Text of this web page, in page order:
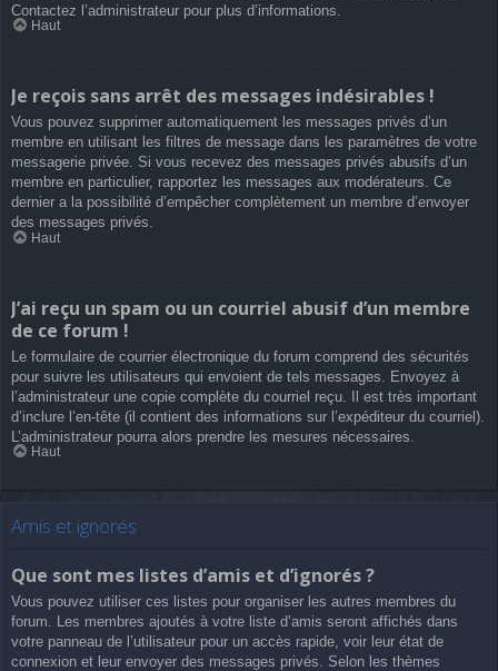
Contactez l’administrateur pour plus d’informations.
Haut
Je reçois sans arrêt des messages indésirables !
Vous pouvez supprimer automatiquement les messages privés d’un
membre en utilisant les filtres de message dans les paramètres de votre
messagerie privée. Si vous recevez des messages privés abusifs d’un
membre en particulier, rapportez les messages aux modérateurs. Ce
dernier a la possibilité d’empêcher complètement un membre d’envoyer
des messages privés.
Haut
J’ai reçu un spam ou un courriel abusif d’un membre
de ce forum !
Le formulaire de courrier électronique du forum comprend des sécurités
pour suivre les utilisateurs qui envoient de tels messages. Envoyez à
l’administrateur une copie complète du courriel reçu. Il est très important
d’inclure l’en-tête (il contient des informations sur l’expéditeur du courriel).
L’administrateur pourra alors prendre les mesures nécessaires.
Haut
Amis et ignorés
Que sont mes listes d’amis et d’ignorés ?
Vous pouvez utiliser ces listes pour organiser les autres membres du
forum. Les membres ajoutés à votre liste d’amis seront affichés dans
votre panneau de l’utilisateur pour un accès rapide, voir leur état de
connexion et leur envoyer des messages privés. Selon les thèmes